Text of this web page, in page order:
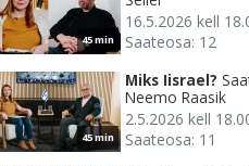
45 min
16.5.2026 kell
Saateosa: 12
45 min
Miks Iisrael?
Neemo Raasik
2.5.2026 kell
Saateosa: 11